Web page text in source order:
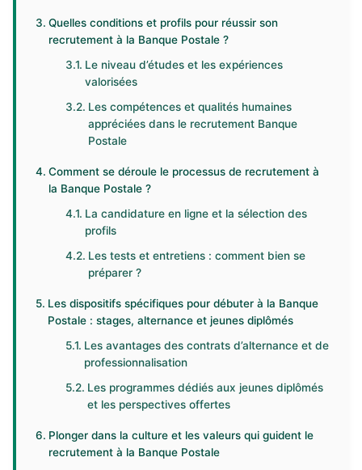
Quelles conditions et profils pour réussir son
recrutement à la Banque Postale ?
Le niveau d’études et les expériences
valorisées
Les compétences et qualités humaines
appréciées dans le recrutement Banque
Postale
Comment se déroule le processus de recrutement à
la Banque Postale ?
La candidature en ligne et la sélection des
profils
Les tests et entretiens : comment bien se
préparer ?
Les dispositifs spécifiques pour débuter à la Banque
Postale : stages, alternance et jeunes diplômés
Les avantages des contrats d’alternance et de
professionnalisation
Les programmes dédiés aux jeunes diplômés
et les perspectives offertes
Plonger dans la culture et les valeurs qui guident le
recrutement à la Banque Postale